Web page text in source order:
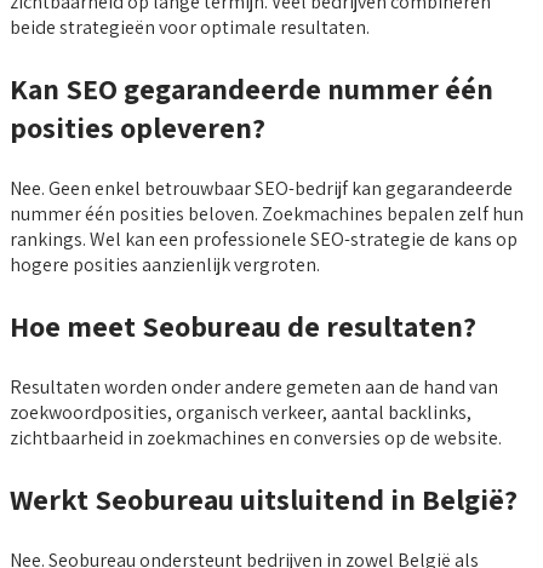
beide strategieën voor optimale resultaten.
Kan SEO gegarandeerde nummer één
posities opleveren?
Nee. Geen enkel betrouwbaar SEO-bedrijf kan gegarandeerde
nummer één posities beloven. Zoekmachines bepalen zelf hun
rankings. Wel kan een professionele SEO-strategie de kans op
hogere posities aanzienlijk vergroten.
Hoe meet Seobureau de resultaten?
Resultaten worden onder andere gemeten aan de hand van
zoekwoordposities, organisch verkeer, aantal backlinks,
zichtbaarheid in zoekmachines en conversies op de website.
Werkt Seobureau uitsluitend in België?
Nee. Seobureau ondersteunt bedrijven in zowel België als